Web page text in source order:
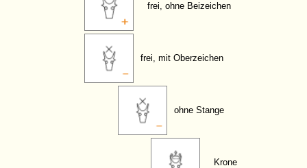
frei, ohne Beizeichen
frei, mit Oberzeichen
ohne Stange
Krone